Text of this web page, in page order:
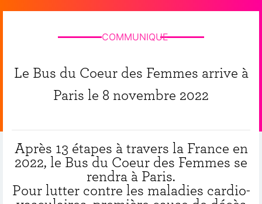
COMMUNIQUE
Le Bus du Coeur des Femmes arrive à
Paris le 8 novembre 2022
Après 13 étapes à travers la France en
2022, le Bus du Coeur des Femmes se
rendra à Paris.
Pour lutter contre les maladies cardio-